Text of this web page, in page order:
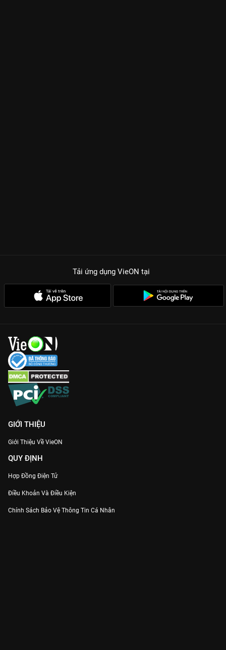
Tải ứng dụng VieON tại
GIỚI THIỆU
Giới Thiệu Về VieON
QUY ĐỊNH
Hợp Đồng Điện Tử
Điều Khoản Và Điều Kiện
Chính Sách Bảo Vệ Thông Tin Cá Nhân